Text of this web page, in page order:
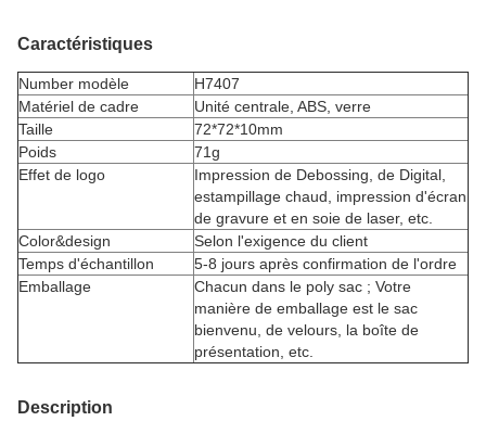
Caractéristiques
Number modèle
H7407
Matériel de cadre
Unité centrale, ABS, verre
Taille
72*72*10mm
Poids
71g
Effet de logo
Impression de Debossing, de Digital,
estampillage chaud, impression d'écran
de gravure et en soie de laser, etc.
Color&design
Selon l'exigence du client
Temps d'échantillon
5-8 jours après confirmation de l'ordre
Emballage
Chacun dans le poly sac ; Votre
manière de emballage est le sac
bienvenu, de velours, la boîte de
présentation, etc.
Description